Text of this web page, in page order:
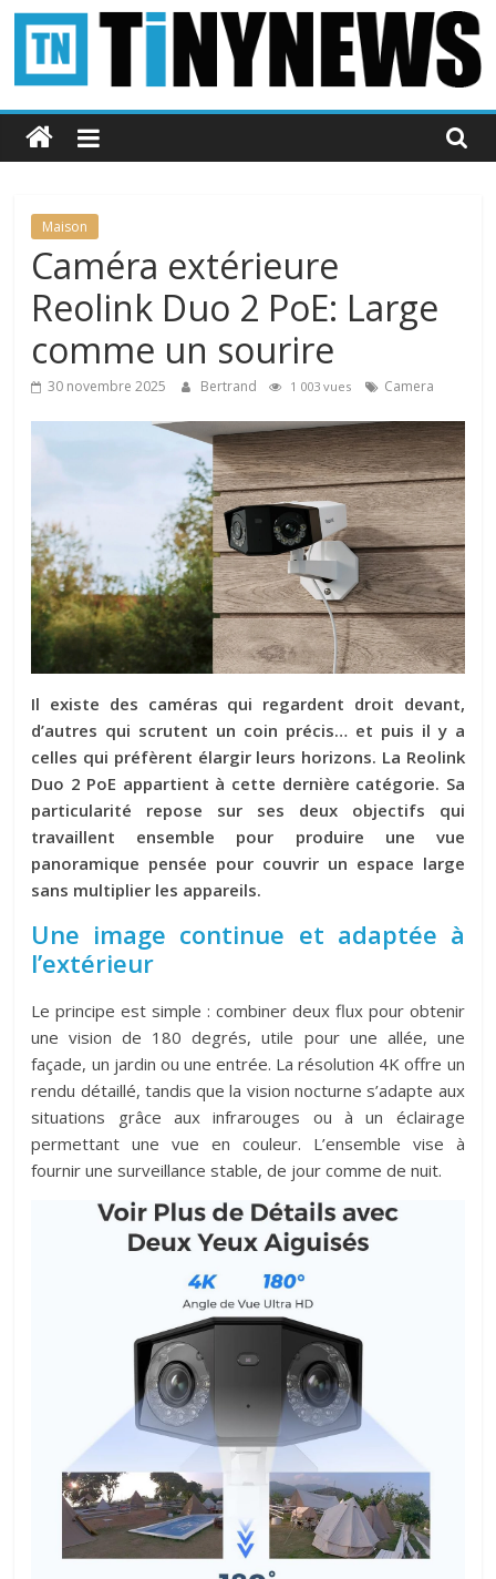
Passer
contenu
Tinynews
Le
belge
connecté
Maison
Caméra extérieure
Reolink Duo 2 PoE: Large
comme un sourire
30 novembre 2025 Bertrand 1 003 vues Camera
Il existe des caméras qui regardent droit devant,
d’autres qui scrutent un coin précis… et puis il y a
celles qui préfèrent élargir leurs horizons. La Reolink
Duo 2 PoE appartient à cette dernière catégorie. Sa
particularité repose sur ses deux objectifs qui
travaillent ensemble pour produire une vue
panoramique pensée pour couvrir un espace large
sans multiplier les appareils.
Une image continue et adaptée à
l’extérieur
Le principe est simple : combiner deux flux pour obtenir
une vision de 180 degrés, utile pour une allée, une
façade, un jardin ou une entrée. La résolution 4K offre un
rendu détaillé, tandis que la vision nocturne s’adapte aux
situations grâce aux infrarouges ou à un éclairage
permettant une vue en couleur. L’ensemble vise à
fournir une surveillance stable, de jour comme de nuit.